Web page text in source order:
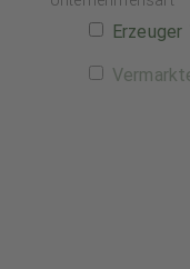
Erzeuger